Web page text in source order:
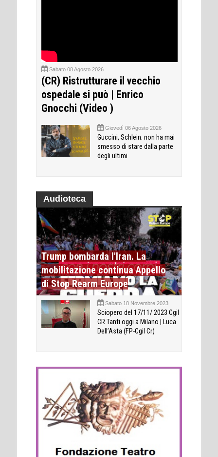
Sabato 08 Agosto 2026
(CR) Ristrutturare il vecchio
ospedale si può | Enrico
Gnocchi (Video )
Giovedì 06 Agosto 2026
Guccini, Schlein: non ha mai
smesso di stare dalla parte
degli ultimi
Audioteca
Trump bombarda l'Iran. La
mobilitazione continua Appello
di Stop Rearm Europe
Sabato 18 Novembre 2023
Sciopero del 17/11/ 2023 Cgil
CR Tanti oggi a Milano | Luca
Dell’Asta (FP-Cgil Cr)